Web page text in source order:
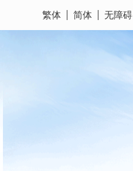
繁体 简体 无障碍